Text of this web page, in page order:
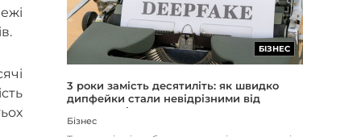
БІЗНЕС
3 роки замість десятиліть: як швидко
дипфейки стали невідрізними від
реальності
Бізнес